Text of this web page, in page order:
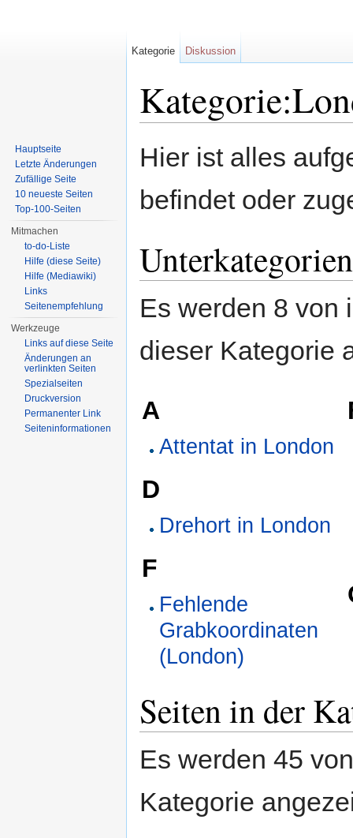
Hier ist alles
befindet oder
Unterkategorien
Es werden 8 von
dieser Kategorie
A
Attentat in London
D
Drehort in London
F
Fehlende
Grabkoordinaten
(London)
Seiten in der
Es werden 45
Kategorie
Kategorie Diskussion
Hauptseite
Letzte Änderungen
Zufällige Seite
10 neueste Seiten
Top-100-Seiten
Mitmachen
to-do-Liste
Hilfe (diese Seite)
Hilfe (Mediawiki)
Links
Seitenempfehlung
Werkzeuge
Links auf diese Seite
Änderungen an
verlinkten Seiten
Spezialseiten
Druckversion
Permanenter Link
Seiteninformationen